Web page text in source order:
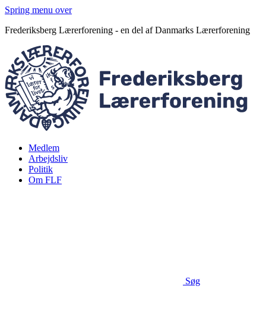
Spring menu over
Frederiksberg Lærerforening - en del af Danmarks Lærerforening
Medlem
Arbejdsliv
Politik
Om FLF
Søg